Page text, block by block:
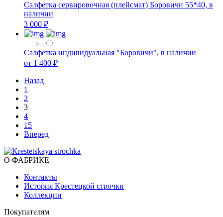
Салфетка сервировочная (плейсмат) Боровичи 55*40, в
наличии
3 000 ₽
Салфетка индивидуальная "Боровичи", в наличии
от 1 400 ₽
Назад
1
2
3
4
15
Вперед
О ФАБРИКЕ
Контакты
История Крестецкой строчки
Коллекции
Покупателям